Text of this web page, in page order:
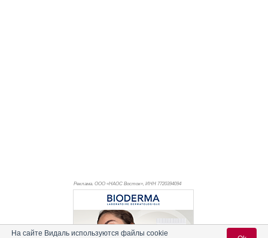
Реклама. ООО «НАОС Восток», ИНН 7720394094
На сайте Видаль используются файлы cookie